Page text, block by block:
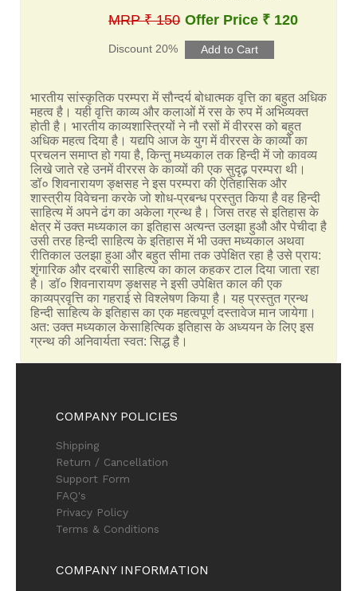
MRP ₹ 150
Discount 20%
Offer Price ₹ 120
भारतीय सांस्कृतिक परम्परा में सौन्दर्य बोधात्मक वृत्ति का बहुत अधिक
महत्व है। यही वृत्ति काव्य और कलाओं में रस के रुप में अभिव्यक्त
होती है। भारतीय काव्यशास्त्रियों ने नौ रसों में वीररस को बहुत
अधिक महत्व दिया है। यद्यपि आज के युग में वीररस के काव्यों का
प्रचलन समाप्त हो गया है, किन्तु मध्यकाल तक हिन्दी में जो कावव्य
लिखे जाते रहे उनमें वीररस के काव्यों की एक सुदृढ़ परम्परा थी।
डॉ० शिवनारायण ङ्क्षसह ने इस परम्परा की ऐतिहासिक और
शास्त्रीय विवेचना करके जो शोध-प्रबन्ध प्रस्तुत किया है वह हिन्दी
साहित्य में अपने ढंग का अकेला ग्रन्थ है। जिस तरह से इतिहास के
क्षेत्र में उक्त मध्यकाल का इतिहास अत्यन्त उलझा हुऔ और पेचीदा है
उसी तरह हिन्दी साहित्य के इतिहास में भी उक्त मध्यकाल अथवा
रीतिकाल उलझा हुआ और बहुत सीमा तक उपेक्षित रहा है उसे प्राय:
शृंगारिक और दरबारी साहित्य का काल कहकर टाल दिया जाता रहा
है। डॉ० शिवनारायण ङ्क्षसह ने इसी उपेक्षित काल की एक
काव्यप्रवृत्ति का गहराई से विश्लेषण किया है। यह प्रस्तुत ग्रन्थ
हिन्दी साहित्य के इतिहास का एक महत्वपूर्ण दस्तावेज मान जायेगा।
अत: उक्त मध्यकाल केसाहित्यिक इतिहास के अध्ययन के लिए इस
ग्रन्थ की अनिवार्यता स्वत: सिद्ध है।
COMPANY POLICIES
Shipping
Return / Cancellation
Support Form
FAQ's
Privacy Policy
Terms & Conditions
COMPANY INFORMATION